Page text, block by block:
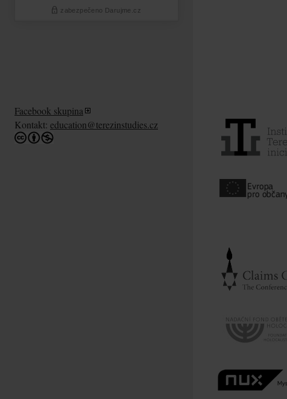
Facebook skupina
Kontakt: education@terezinstudies.cz